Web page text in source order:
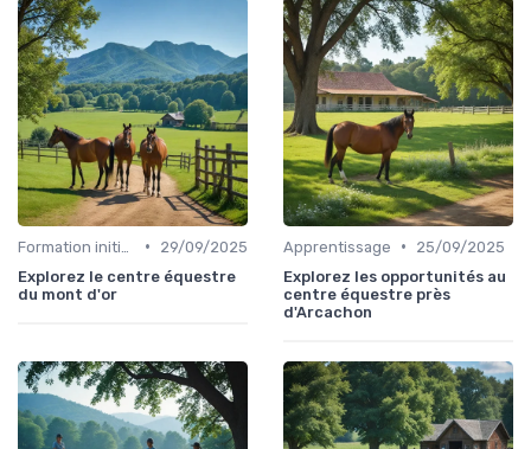
•
29/09/2025
Explorez le centre équestre
du mont d'or
Apprentissage •
25/09/2025
Explorez les opportunités au
centre équestre près
d'Arcachon